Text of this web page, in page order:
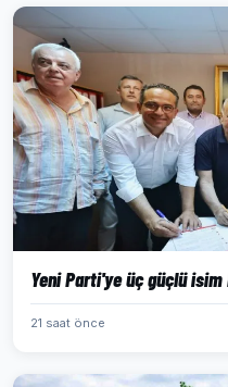
Yeni Parti'ye üç güçlü isim
21 saat önce